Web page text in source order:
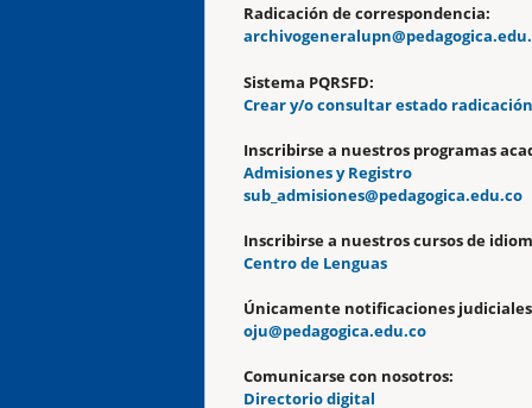
Radicación de correspondencia:
Sistema PQRSFD:
Crear y/o consultar estado radicación
Inscribirse a nuestros programas
Admisiones y Registro
sub_admisiones@pedagogica.edu.co
Inscribirse a nuestros cursos de
Centro de Lenguas
Únicamente notificaciones
oju@pedagogica.edu.co
Comunicarse con nosotros:
Directorio digital